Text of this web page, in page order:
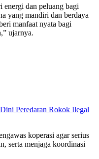
energi dan peluang bagi
yang mandiri dan berdaya
manfaat nyata bagi
ujarnya.
Peredaran Rokok Ilegal
koperasi agar serius
serta menjaga koordinasi